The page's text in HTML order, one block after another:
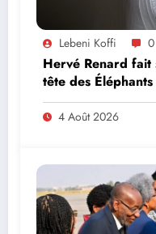
Lebeni Koffi 0
Hervé Renard
tête des
4 Août 2026